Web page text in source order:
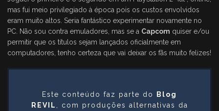
mas fui meio privilegiado à época pois os custos envolvidos
eram muito altos. Seria fantástico experimentar novamente no
PC. Não sou contra emuladores, mas se a Capcom quiser e/ou
permitir que os títulos sejam lançados oficialmente em
computadores, tenho certeza que vai deixar os fãs muito felizes!
Este conteúdo faz parte do
Blog
REVIL
, com produções alternativas da